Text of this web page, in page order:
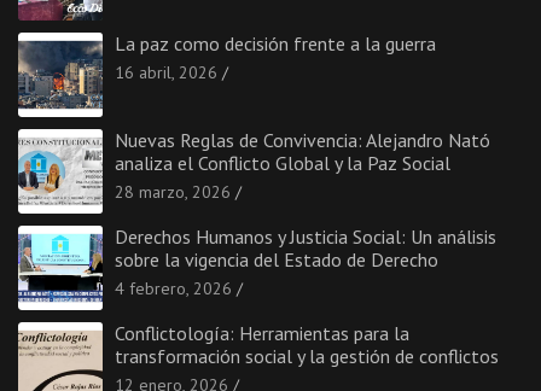
La paz como decisión frente a la guerra
16 abril, 2026
Nuevas Reglas de Convivencia: Alejandro Nató
analiza el Conflicto Global y la Paz Social
28 marzo, 2026
Derechos Humanos y Justicia Social: Un análisis
sobre la vigencia del Estado de Derecho
4 febrero, 2026
Conflictología: Herramientas para la
transformación social y la gestión de conflictos
12 enero, 2026